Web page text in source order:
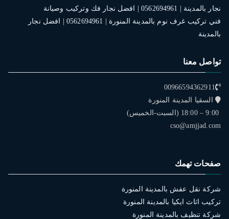
نجار بالمدينة | 0562694961 | افضل نجار فك وتركيب وصيانة
فني تركيب غرف نوم بالمدينة المنورة | 0562694961 | افضل نجار
بالمدينة
تواصل معنا
00966594362911
السقيا المدينة المنورة
9:00 – 18:00 (السبت-الخميس)
cso@amjjad.com
صفحات تهمك
شركة نقل عفش بالمدينة المنورة
تركيب اثاث ايكيا بالمدينة المنورة
شركة تنظيف بالمدينة المنورة